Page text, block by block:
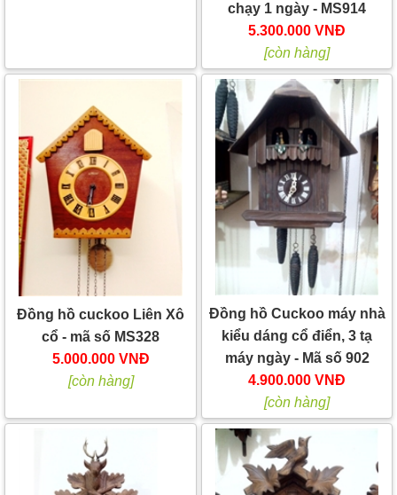
chạy 1 ngày - MS914
5.300.000 VNĐ
[còn hàng]
Đồng hồ cuckoo Liên Xô
cổ - mã số MS328
5.000.000 VNĐ
[còn hàng]
Đồng hồ Cuckoo máy nhà
kiểu dáng cổ điển, 3 tạ
máy ngày - Mã số 902
4.900.000 VNĐ
[còn hàng]